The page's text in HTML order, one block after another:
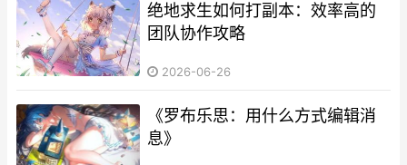
绝地求生如何打副本：效率高的
团队协作攻略
2026-06-26
《罗布乐思：用什么方式编辑消
息》